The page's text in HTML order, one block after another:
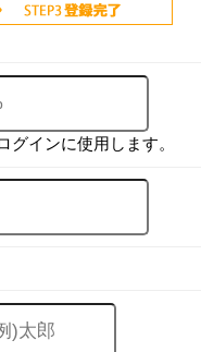
インに使用します。